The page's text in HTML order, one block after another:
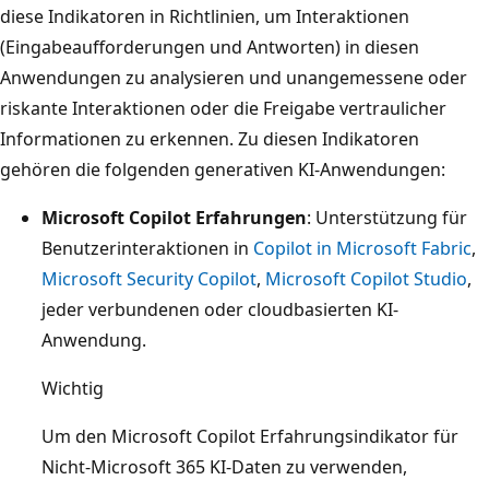
diese Indikatoren in Richtlinien, um Interaktionen
(Eingabeaufforderungen und Antworten) in diesen
Anwendungen zu analysieren und unangemessene oder
riskante Interaktionen oder die Freigabe vertraulicher
Informationen zu erkennen. Zu diesen Indikatoren
gehören die folgenden generativen KI-Anwendungen:
Microsoft Copilot Erfahrungen: Unterstützung für
Benutzerinteraktionen in Copilot in Microsoft Fabric,
Microsoft Security Copilot, Microsoft Copilot Studio,
jeder verbundenen oder cloudbasierten KI-
Anwendung.
Wichtig
Um den Microsoft Copilot Erfahrungsindikator für
Nicht-Microsoft 365 KI-Daten zu verwenden,